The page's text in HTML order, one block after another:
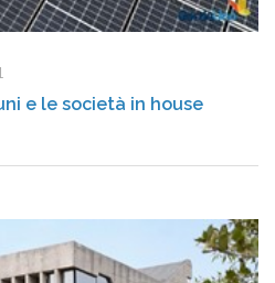
e le società in house